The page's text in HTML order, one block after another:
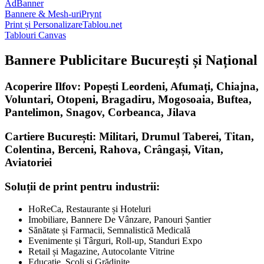
AdBanner
Bannere & Mesh-uriPrynt
Print și PersonalizareTablou.net
Tablouri Canvas
Bannere Publicitare București și Național
Acoperire Ilfov: Popești Leordeni, Afumați, Chiajna,
Voluntari, Otopeni, Bragadiru, Mogosoaia, Buftea,
Pantelimon, Snagov, Corbeanca, Jilava
Cartiere București: Militari, Drumul Taberei, Titan,
Colentina, Berceni, Rahova, Crângași, Vitan,
Aviatoriei
Soluții de print pentru industrii:
HoReCa, Restaurante și Hoteluri
Imobiliare, Bannere De Vânzare, Panouri Șantier
Sănătate și Farmacii, Semnalistică Medicală
Evenimente și Târguri, Roll-up, Standuri Expo
Retail și Magazine, Autocolante Vitrine